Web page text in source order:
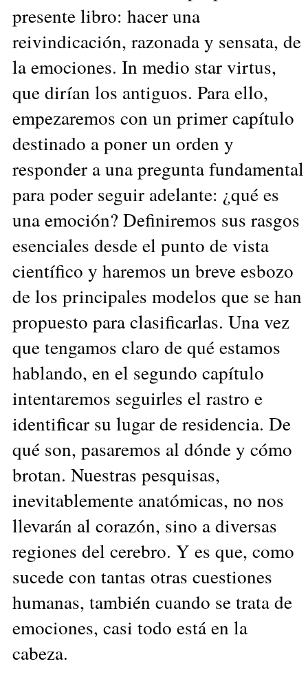
presente libro: hacer una
reivindicación, razonada y sensata, de
la emociones. In medio star virtus,
que dirían los antiguos. Para ello,
empezaremos con un primer capítulo
destinado a poner un orden y
responder a una pregunta fundamental
para poder seguir adelante: ¿qué es
una emoción? Definiremos sus rasgos
esenciales desde el punto de vista
científico y haremos un breve esbozo
de los principales modelos que se han
propuesto para clasificarlas. Una vez
que tengamos claro de qué estamos
hablando, en el segundo capítulo
intentaremos seguirles el rastro e
identificar su lugar de residencia. De
qué son, pasaremos al dónde y cómo
brotan. Nuestras pesquisas,
inevitablemente anatómicas, no nos
llevarán al corazón, sino a diversas
regiones del cerebro. Y es que, como
sucede con tantas otras cuestiones
humanas, también cuando se trata de
emociones, casi todo está en la
cabeza.